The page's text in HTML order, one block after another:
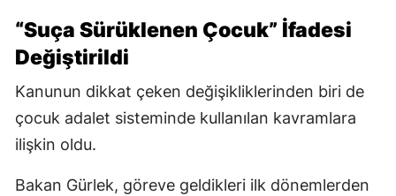
“Suça Sürüklenen Çocuk” İfadesi
Değiştirildi
Kanunun dikkat çeken değişikliklerinden biri de
çocuk adalet sisteminde kullanılan kavramlara
ilişkin oldu.
Bakan Gürlek, göreve geldikleri ilk dönemlerden